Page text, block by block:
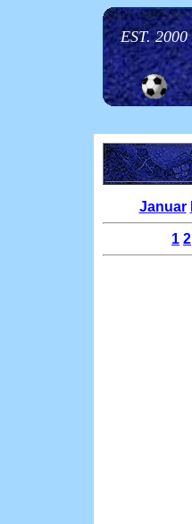
EST. 2000
Januar
1 2